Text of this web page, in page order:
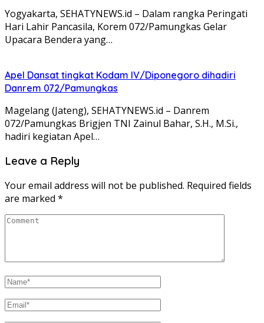
Yogyakarta, SEHATYNEWS.id – Dalam rangka Peringati
Hari Lahir Pancasila, Korem 072/Pamungkas Gelar
Upacara Bendera yang…
Apel Dansat tingkat Kodam lV/Diponegoro dihadiri
Danrem 072/Pamungkas
Magelang (Jateng), SEHATYNEWS.id – Danrem
072/Pamungkas Brigjen TNI Zainul Bahar, S.H., M.Si.,
hadiri kegiatan Apel…
Leave a Reply
Your email address will not be published. Required fields
are marked *